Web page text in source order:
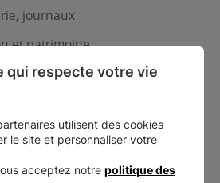
journaux
et patrimoine
légers
général et/ou
professionnel
technique et/ou
qui respecte votre vie
utilisent des cookies
le site et personnaliser votre
acceptez notre politique des